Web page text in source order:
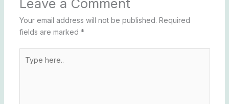
Leave a Comment
Your email address will not be published. Required
fields are marked *
here..